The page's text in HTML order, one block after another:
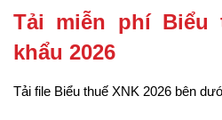
Tải miễn phí Biểu
khẩu 2026
Tải file Biểu thuế XNK 2026 bên